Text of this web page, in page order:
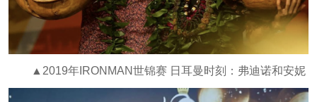
▲2019年IRONMAN世锦赛 日耳曼时刻：弗迪诺和安妮